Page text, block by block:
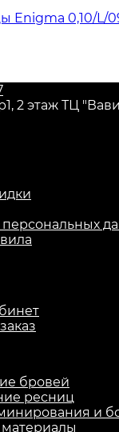
Enigma 0,10/L/
2 этаж ТЦ
бровей
ресниц
и